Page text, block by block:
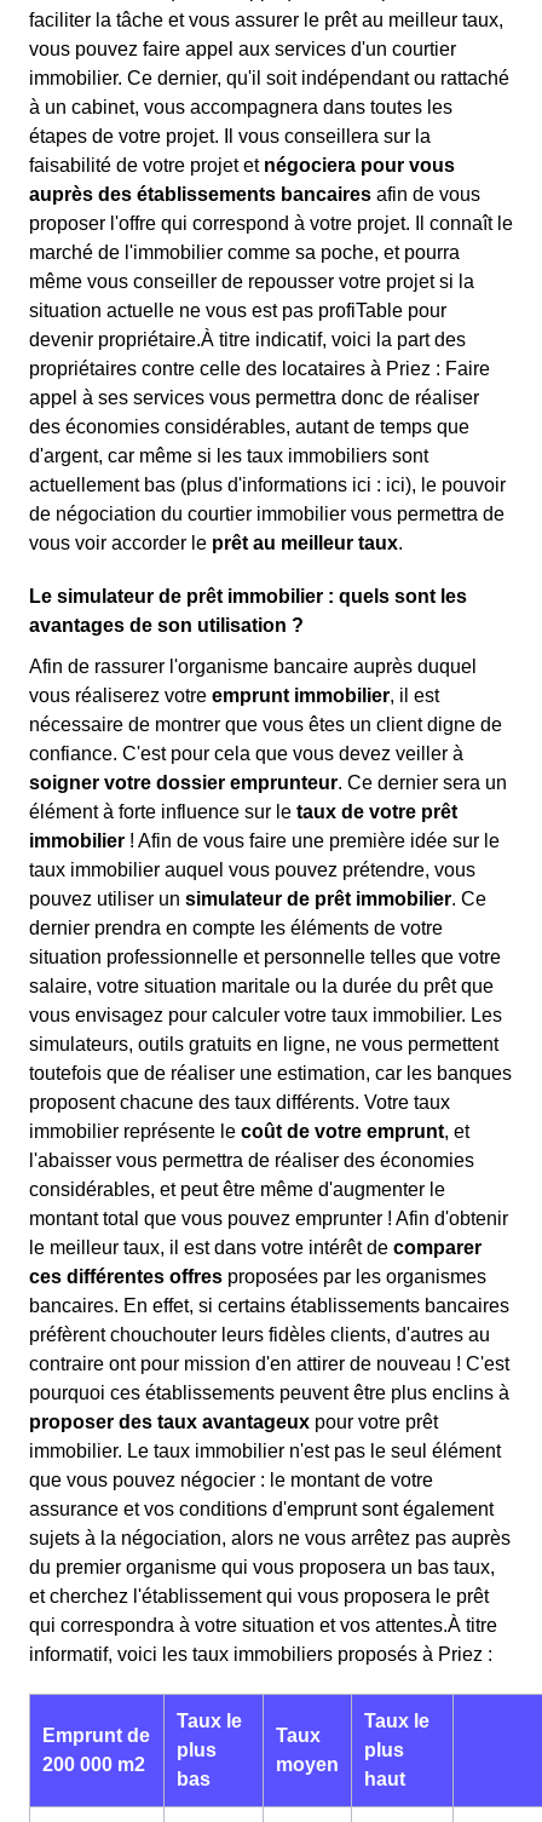
faciliter la tâche et vous assurer le prêt au meilleur taux,
vous pouvez faire appel aux services d'un courtier
immobilier. Ce dernier, qu'il soit indépendant ou rattaché
à un cabinet, vous accompagnera dans toutes les
étapes de votre projet. Il vous conseillera sur la
faisabilité de votre projet et négociera pour vous
auprès des établissements bancaires afin de vous
proposer l'offre qui correspond à votre projet. Il connaît le
marché de l'immobilier comme sa poche, et pourra
même vous conseiller de repousser votre projet si la
situation actuelle ne vous est pas profiTable pour
devenir propriétaire.À titre indicatif, voici la part des
propriétaires contre celle des locataires à Priez : Faire
appel à ses services vous permettra donc de réaliser
des économies considérables, autant de temps que
d'argent, car même si les taux immobiliers sont
actuellement bas (plus d'informations ici : ici), le pouvoir
de négociation du courtier immobilier vous permettra de
vous voir accorder le prêt au meilleur taux.
Le simulateur de prêt immobilier : quels sont les
avantages de son utilisation ?
Afin de rassurer l'organisme bancaire auprès duquel
vous réaliserez votre emprunt immobilier, il est
nécessaire de montrer que vous êtes un client digne de
confiance. C'est pour cela que vous devez veiller à
soigner votre dossier emprunteur. Ce dernier sera un
élément à forte influence sur le taux de votre prêt
immobilier ! Afin de vous faire une première idée sur le
taux immobilier auquel vous pouvez prétendre, vous
pouvez utiliser un simulateur de prêt immobilier. Ce
dernier prendra en compte les éléments de votre
situation professionnelle et personnelle telles que votre
salaire, votre situation maritale ou la durée du prêt que
vous envisagez pour calculer votre taux immobilier. Les
simulateurs, outils gratuits en ligne, ne vous permettent
toutefois que de réaliser une estimation, car les banques
proposent chacune des taux différents. Votre taux
immobilier représente le coût de votre emprunt, et
l'abaisser vous permettra de réaliser des économies
considérables, et peut être même d'augmenter le
montant total que vous pouvez emprunter ! Afin d'obtenir
le meilleur taux, il est dans votre intérêt de comparer
ces différentes offres proposées par les organismes
bancaires. En effet, si certains établissements bancaires
préfèrent chouchouter leurs fidèles clients, d'autres au
contraire ont pour mission d'en attirer de nouveau ! C'est
pourquoi ces établissements peuvent être plus enclins à
proposer des taux avantageux pour votre prêt
immobilier. Le taux immobilier n'est pas le seul élément
que vous pouvez négocier : le montant de votre
assurance et vos conditions d'emprunt sont également
sujets à la négociation, alors ne vous arrêtez pas auprès
du premier organisme qui vous proposera un bas taux,
et cherchez l'établissement qui vous proposera le prêt
qui correspondra à votre situation et vos attentes.À titre
informatif, voici les taux immobiliers proposés à Priez :
Emprunt de
200 000 m2
Taux le
plus
bas
Taux
moyen
Taux le
plus
haut